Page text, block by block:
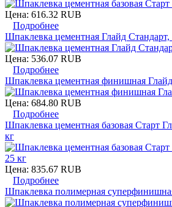
Цена: 616.32 RUB
Подробнее
Шпаклевка цементная Глайд Стандарт,
Цена: 536.07 RUB
Подробнее
Шпаклевка цементная финишная
Цена: 684.80 RUB
Подробнее
Шпаклевка цементная базовая Старт
кг
Цена: 835.67 RUB
Подробнее
Шпаклевка полимерная